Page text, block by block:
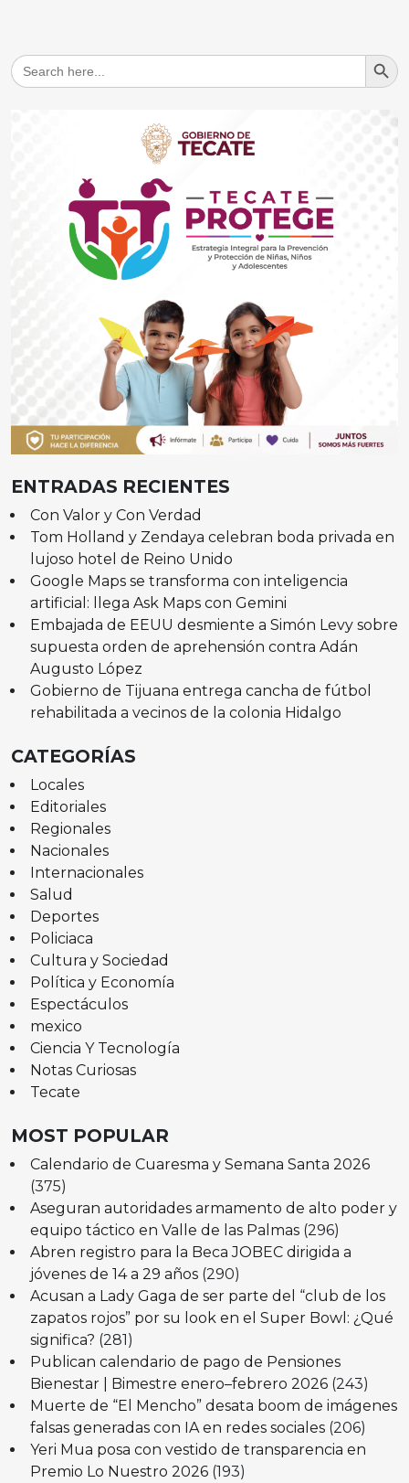
Search
for:
Search
ENTRADAS RECIENTES
Con Valor y Con Verdad
Tom Holland y Zendaya celebran boda privada en
lujoso hotel de Reino Unido
Google Maps se transforma con inteligencia
artificial: llega Ask Maps con Gemini
Embajada de EEUU desmiente a Simón Levy sobre
supuesta orden de aprehensión contra Adán
Augusto López
Gobierno de Tijuana entrega cancha de fútbol
rehabilitada a vecinos de la colonia Hidalgo
CATEGORÍAS
Locales
Editoriales
Regionales
Nacionales
Internacionales
Salud
Deportes
Policiaca
Cultura y Sociedad
Política y Economía
Espectáculos
mexico
Ciencia Y Tecnología
Notas Curiosas
Tecate
MOST POPULAR
Calendario de Cuaresma y Semana Santa 2026
(375)
Aseguran autoridades armamento de alto poder y
equipo táctico en Valle de las Palmas (296)
Abren registro para la Beca JOBEC dirigida a
jóvenes de 14 a 29 años (290)
Acusan a Lady Gaga de ser parte del “club de los
zapatos rojos” por su look en el Super Bowl: ¿Qué
significa? (281)
Publican calendario de pago de Pensiones
Bienestar | Bimestre enero–febrero 2026 (243)
Muerte de “El Mencho” desata boom de imágenes
falsas generadas con IA en redes sociales (206)
Yeri Mua posa con vestido de transparencia en
Premio Lo Nuestro 2026 (193)